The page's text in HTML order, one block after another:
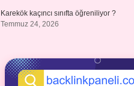
Karekök kaçıncı sınıfta öğreniliyor ?
Temmuz 24, 2026